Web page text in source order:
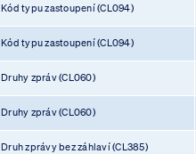
Kód typu zastoupení (CL094)
Kód typu zastoupení (CL094)
Druhy zpráv (CL060)
Druhy zpráv (CL060)
Druh zprávy bez záhlaví (CL385)